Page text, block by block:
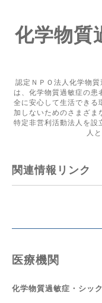
化学物質
認定ＮＰＯ法人化学物
は、化学物質過敏症の患
全に安心して生活できる
加しないためのさまざま
特定非営利活動法人を設
人
関連情報リンク
医療機関
化学物質過敏症・シッ